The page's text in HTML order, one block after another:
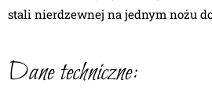
stali nierdzewnej na jednym nożu
Dane techniczne: